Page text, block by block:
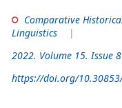
Comparative
Linguistics
2022. Volume 15. Issue 8
https://doi.org/